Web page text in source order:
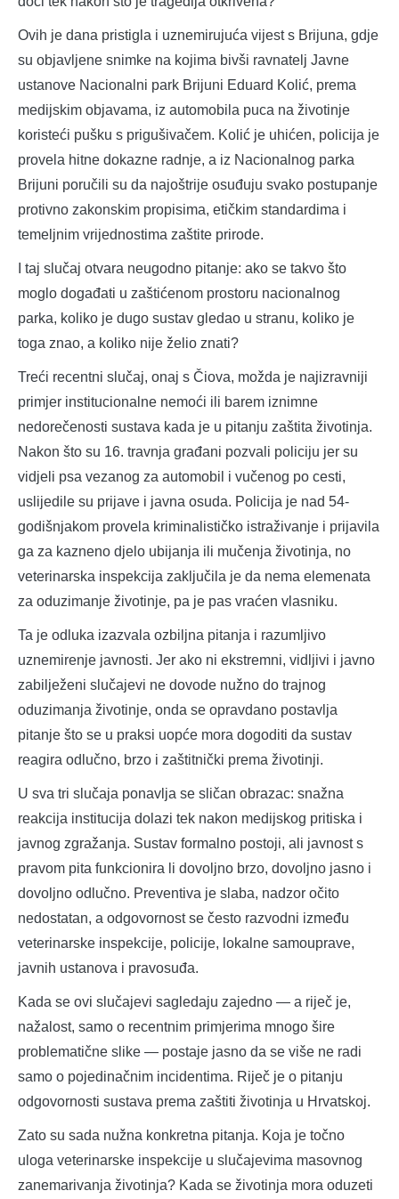
Ovih je dana pristigla i uznemirujuća vijest s Brijuna, gdje
su objavljene snimke na kojima bivši ravnatelj Javne
ustanove Nacionalni park Brijuni Eduard Kolić, prema
medijskim objavama, iz automobila puca na životinje
koristeći pušku s prigušivačem. Kolić je uhićen, policija je
provela hitne dokazne radnje, a iz Nacionalnog parka
Brijuni poručili su da najoštrije osuđuju svako postupanje
protivno zakonskim propisima, etičkim standardima i
temeljnim vrijednostima zaštite prirode.
I taj slučaj otvara neugodno pitanje: ako se takvo što
moglo događati u zaštićenom prostoru nacionalnog
parka, koliko je dugo sustav gledao u stranu, koliko je
toga znao, a koliko nije želio znati?
Treći recentni slučaj, onaj s Čiova, možda je najizravniji
primjer institucionalne nemoći ili barem iznimne
nedorečenosti sustava kada je u pitanju zaštita životinja.
Nakon što su 16. travnja građani pozvali policiju jer su
vidjeli psa vezanog za automobil i vučenog po cesti,
uslijedile su prijave i javna osuda. Policija je nad 54-
godišnjakom provela kriminalističko istraživanje i prijavila
ga za kazneno djelo ubijanja ili mučenja životinja, no
veterinarska inspekcija zaključila je da nema elemenata
za oduzimanje životinje, pa je pas vraćen vlasniku.
Ta je odluka izazvala ozbiljna pitanja i razumljivo
uznemirenje javnosti. Jer ako ni ekstremni, vidljivi i javno
zabilježeni slučajevi ne dovode nužno do trajnog
oduzimanja životinje, onda se opravdano postavlja
pitanje što se u praksi uopće mora dogoditi da sustav
reagira odlučno, brzo i zaštitnički prema životinji.
U sva tri slučaja ponavlja se sličan obrazac: snažna
reakcija institucija dolazi tek nakon medijskog pritiska i
javnog zgražanja. Sustav formalno postoji, ali javnost s
pravom pita funkcionira li dovoljno brzo, dovoljno jasno i
dovoljno odlučno. Preventiva je slaba, nadzor očito
nedostatan, a odgovornost se često razvodni između
veterinarske inspekcije, policije, lokalne samouprave,
javnih ustanova i pravosuđa.
Kada se ovi slučajevi sagledaju zajedno — a riječ je,
nažalost, samo o recentnim primjerima mnogo šire
problematične slike — postaje jasno da se više ne radi
samo o pojedinačnim incidentima. Riječ je o pitanju
odgovornosti sustava prema zaštiti životinja u Hrvatskoj.
Zato su sada nužna konkretna pitanja. Koja je točno
uloga veterinarske inspekcije u slučajevima masovnog
zanemarivanja životinja? Kada se životinja mora oduzeti